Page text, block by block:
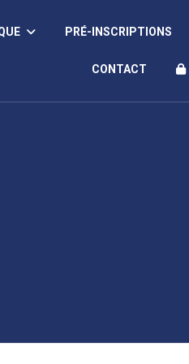
PRÉ-INSCRIPTIONS
CONTACT